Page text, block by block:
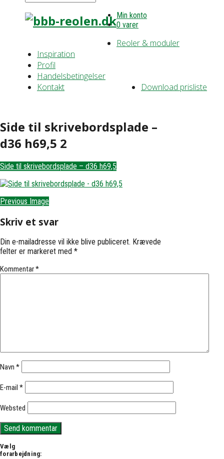
Min konto
0 varer
Reoler & moduler
Inspiration
Profil
Handelsbetingelser
Download prisliste
Kontakt
Side til skrivebordsplade –
d36 h69,5 2
Side til skrivebordsplade – d36 h69,5
Previous Image
Skriv et svar
Din e-mailadresse vil ikke blive publiceret. Krævede
felter er markeret med *
Kommentar*
Navn *
E-mail *
Websted
Vælg
forarbejdning: